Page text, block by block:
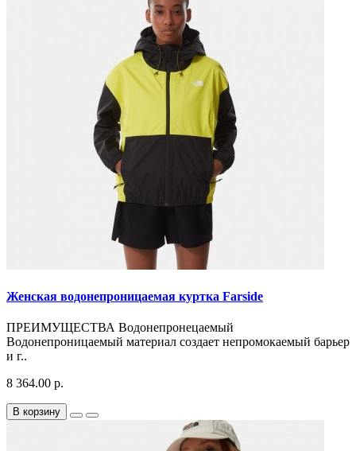
Женская водонепроницаемая куртка Farside
ПРЕИМУЩЕСТВА Водонепронецаемый
Водонепроницаемый материал создает непромокаемый барьер
и г..
8 364.00 р.
В корзину